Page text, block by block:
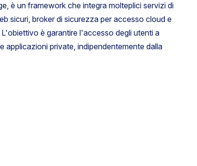
è un framework che integra molteplici servizi di
sicuri, broker di sicurezza per accesso cloud e
è garantire l'accesso degli utenti a
applicazioni private, indipendentemente dalla